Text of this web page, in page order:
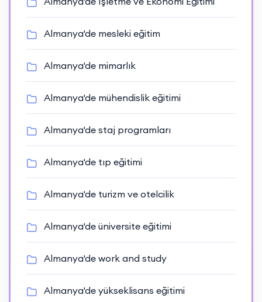
Almanya'de mesleki eğitim
Almanya'de mimarlık
Almanya'de mühendislik eğitimi
Almanya'de staj programları
Almanya'de tıp eğitimi
Almanya'de turizm ve otelcilik
Almanya'de üniversite eğitimi
Almanya'de work and study
Almanya'de yükseklisans eğitimi